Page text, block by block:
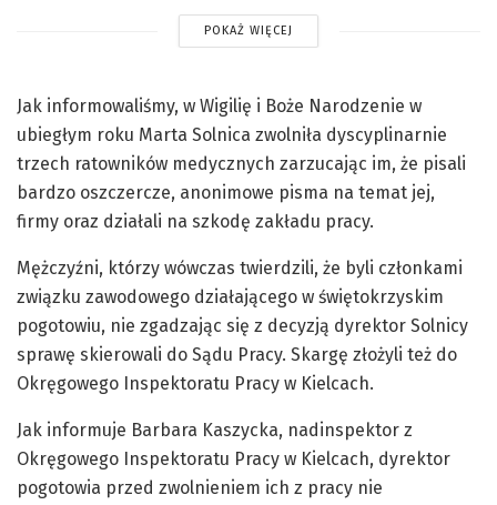
POKAŻ WIĘCEJ
Jak informowaliśmy, w Wigilię i Boże Narodzenie w
ubiegłym roku Marta Solnica zwolniła dyscyplinarnie
trzech ratowników medycznych zarzucając im, że pisali
bardzo oszczercze, anonimowe pisma na temat jej,
firmy oraz działali na szkodę zakładu pracy.
Mężczyźni, którzy wówczas twierdzili, że byli członkami
związku zawodowego działającego w świętokrzyskim
pogotowiu, nie zgadzając się z decyzją dyrektor Solnicy
sprawę skierowali do Sądu Pracy. Skargę złożyli też do
Okręgowego Inspektoratu Pracy w Kielcach.
Jak informuje Barbara Kaszycka, nadinspektor z
Okręgowego Inspektoratu Pracy w Kielcach, dyrektor
pogotowia przed zwolnieniem ich z pracy nie